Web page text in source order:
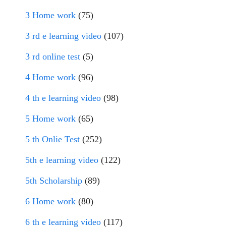
3 Home work (75)
3 rd e learning video (107)
3 rd online test (5)
4 Home work (96)
4 th e learning video (98)
5 Home work (65)
5 th Onlie Test (252)
5th e learning video (122)
5th Scholarship (89)
6 Home work (80)
6 th e learning video (117)